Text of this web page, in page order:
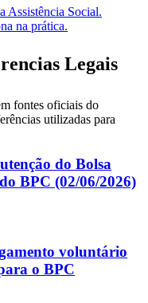
Assistência Social.
na prática.
Legais
fontes oficiais do
utilizadas para
do Bolsa
BPC (02/06/2026)
voluntário
o BPC